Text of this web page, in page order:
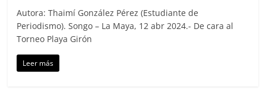
Autora: Thaimí González Pérez (Estudiante de
Periodismo). Songo – La Maya, 12 abr 2024.- De cara al
Torneo Playa Girón
Leer más